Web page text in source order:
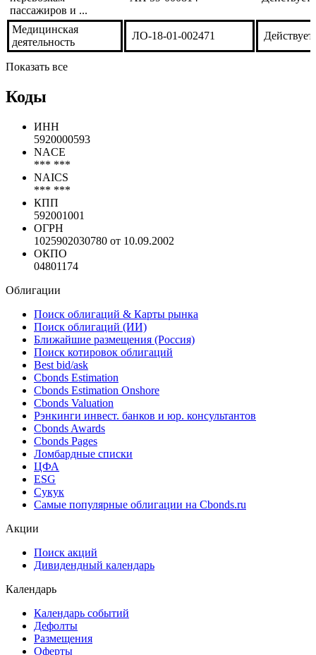
сбору,
транспортированию...
Л020-00113-59/00045876 Действует
Деятельность по
перевозкам
деятельность
Коды
ИНН
5920000593
NACE
*** ***
NAICS
*** ***
КПП
592001001
1025902030780 от 10.09.2002
04801174
Облигации
Поиск облигаций & Карты рынка
Поиск облигаций (ИИ)
Ближайшие размещения (Россия)
Поиск котировок облигаций
Best bid/ask
Cbonds Estimation
Cbonds Estimation Onshore
Cbonds Valuation
Рэнкинги инвест. банков и юр. консультантов
Cbonds Awards
Cbonds Pages
Ломбардные списки
ESG
Самые популярные облигации на Cbonds.ru
Дивидендный календарь
Календарь